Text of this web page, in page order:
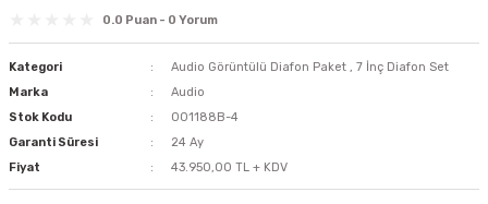
0.0 Puan - 0 Yorum
Kategori Audio Görüntülü Diafon Paket , 7 İnç Diafon Set
Marka
Audio
Stok Kodu
001188B-4
Garanti Süresi
24 Ay
Fiyat
43.950,00 TL + KDV